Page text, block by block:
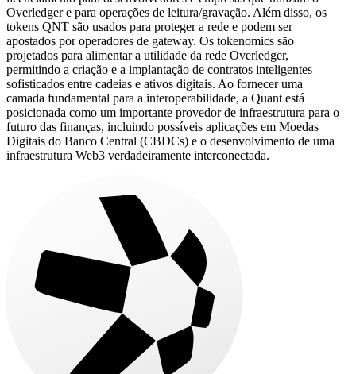
Overledger e para operações de leitura/gravação. Além disso, os
tokens QNT são usados para proteger a rede e podem ser
apostados por operadores de gateway. Os tokenomics são
projetados para alimentar a utilidade da rede Overledger,
permitindo a criação e a implantação de contratos inteligentes
sofisticados entre cadeias e ativos digitais. Ao fornecer uma
camada fundamental para a interoperabilidade, a Quant está
posicionada como um importante provedor de infraestrutura para o
futuro das finanças, incluindo possíveis aplicações em Moedas
Digitais do Banco Central (CBDCs) e o desenvolvimento de uma
infraestrutura Web3 verdadeiramente interconectada.